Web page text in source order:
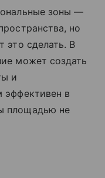
зоны —
но
это сделать. В
может создать
и
эффективен в
площадью не